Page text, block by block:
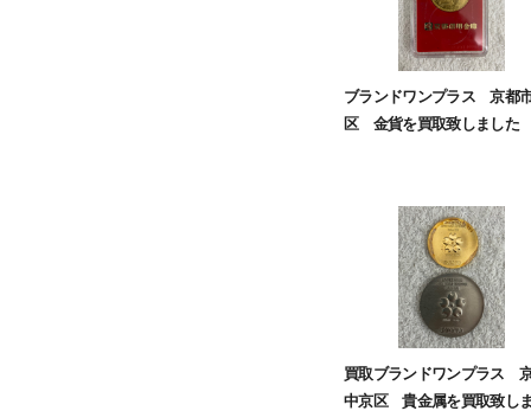
ブランドワンプラス 京都
区 金貨を買取致しました
買取ブランドワンプラス
中京区 貴金属を買取致し